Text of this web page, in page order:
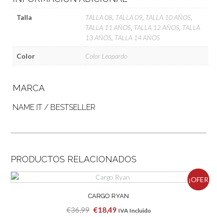
Talla TALLA 08 TALLA 09 TALLA 10 AÑOS
TALLA 11 AÑOS TALLA 12 AÑOS TALLA
13 AÑOS TALLA 14 AÑOS
Color Color Leopardo
MARCA
NAME IT / BESTSELLER
PRODUCTOS RELACIONADOS
¡OFER
CARGO RYAN
€36,99 El
€18,49ElIVA Incluido